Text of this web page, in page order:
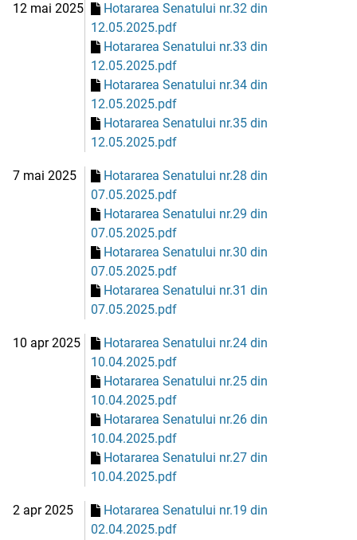
12 mai 2025
Hotararea Senatului nr.32 din
12.05.2025.pdf
Hotararea Senatului nr.33 din
12.05.2025.pdf
Hotararea Senatului nr.34 din
12.05.2025.pdf
Hotararea Senatului nr.35 din
12.05.2025.pdf
7 mai 2025
Hotararea Senatului nr.28 din
07.05.2025.pdf
Hotararea Senatului nr.29 din
07.05.2025.pdf
Hotararea Senatului nr.30 din
07.05.2025.pdf
Hotararea Senatului nr.31 din
07.05.2025.pdf
10 apr 2025
Hotararea Senatului nr.24 din
10.04.2025.pdf
Hotararea Senatului nr.25 din
10.04.2025.pdf
Hotararea Senatului nr.26 din
10.04.2025.pdf
Hotararea Senatului nr.27 din
10.04.2025.pdf
2 apr 2025
Hotararea Senatului nr.19 din
02.04.2025.pdf